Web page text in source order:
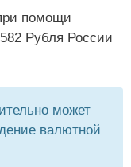
помощи
Рубля России
может
валютной